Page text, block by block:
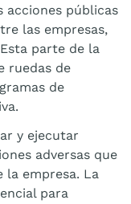
acciones públicas
las empresas,
parte de la
ruedas de
de
y ejecutar
adversas que
la empresa. La
para